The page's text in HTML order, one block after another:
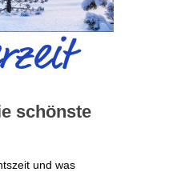
schönste
und was